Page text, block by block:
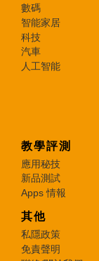
數碼
智能家居
科技
汽車
人工智能
教學評測
應用秘技
新品測試
Apps 情報
其他
私隱政策
免責聲明